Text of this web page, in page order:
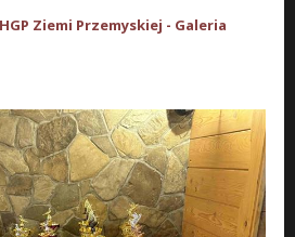
Ziemi Przemyskiej - Galeria